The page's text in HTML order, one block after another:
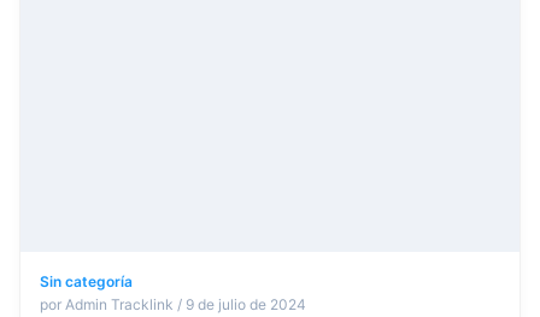
Sin categoría
por Admin Tracklink / 9 de julio de 2024